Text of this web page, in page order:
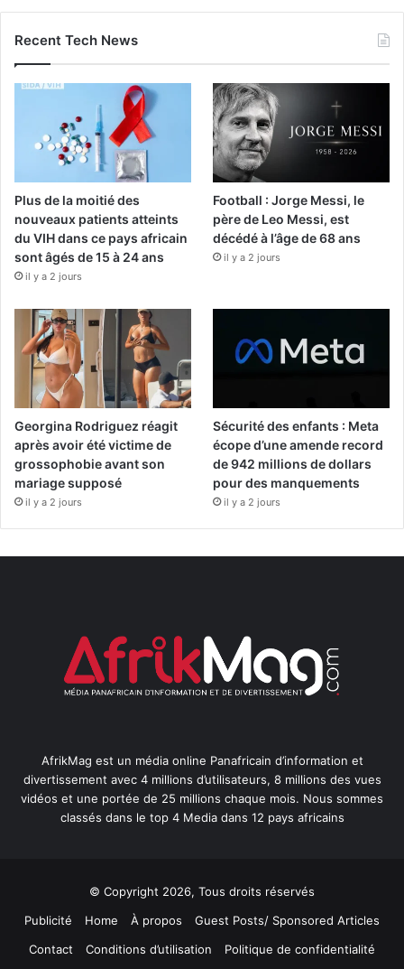
Recent Tech News
Plus de la moitié des
nouveaux patients atteints
du VIH dans ce pays africain
sont âgés de 15 à 24 ans
il y a 2 jours
Football : Jorge Messi, le
père de Leo Messi, est
décédé à l’âge de 68 ans
il y a 2 jours
Georgina Rodriguez réagit
après avoir été victime de
grossophobie avant son
mariage supposé
il y a 2 jours
Sécurité des enfants : Meta
écope d’une amende record
de 942 millions de dollars
pour des manquements
il y a 2 jours
AfrikMag est un média online Panafricain d’information et
divertissement avec 4 millions d’utilisateurs, 8 millions des vues
vidéos et une portée de 25 millions chaque mois. Nous sommes
classés dans le top 4 Media dans 12 pays africains
© Copyright 2026, Tous droits réservés
Publicité
Home À propos
Guest Posts/ Sponsored Articles
Contact
Conditions d’utilisation Politique de confidentialité